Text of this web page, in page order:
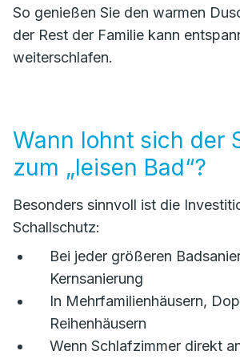
So genießen Sie den warmen
der Rest der Familie kann
weiterschlafen.
Wann lohnt sich der
zum „leisen Bad“?
Besonders sinnvoll ist die
Schallschutz:
Bei jeder größeren
Kernsanierung
In Mehrfamilienhäusern,
Reihenhäusern
Wenn Schlafzimmer direkt